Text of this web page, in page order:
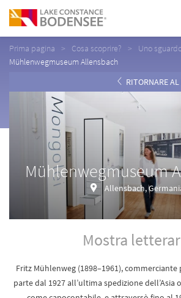
Prima pagina Cosa scoprire?
Uno
Mühlenwegmuseum Allensbach
RITORNARE
Mühlenwegmuseum
Allensbach,
Mostra
Fritz Mühlenweg (1898–1961),
parte dal 1927 all’ultima spedizione dell’Asia